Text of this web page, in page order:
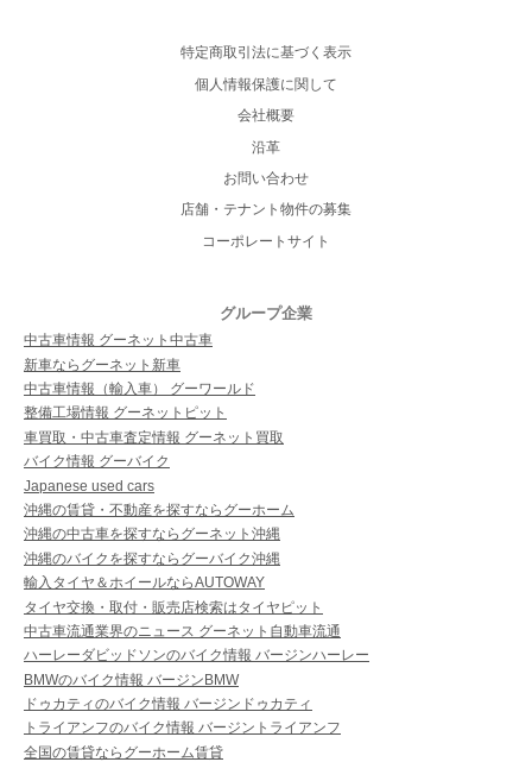
特定商取引法に基づく表示
個人情報保護に関して
会社概要
沿革
お問い合わせ
店舗・テナント物件の募集
コーポレートサイト
グループ企業
中古車情報 グーネット中古車
新車ならグーネット新車
中古車情報（輸入車） グーワールド
整備工場情報 グーネットピット
車買取・中古車査定情報 グーネット買取
バイク情報 グーバイク
Japanese used cars
沖縄の賃貸・不動産を探すならグーホーム
沖縄の中古車を探すならグーネット沖縄
沖縄のバイクを探すならグーバイク沖縄
輸入タイヤ＆ホイールならAUTOWAY
タイヤ交換・取付・販売店検索はタイヤピット
中古車流通業界のニュース グーネット自動車流通
ハーレーダビッドソンのバイク情報 バージンハーレー
BMWのバイク情報 バージンBMW
ドゥカティのバイク情報 バージンドゥカティ
トライアンフのバイク情報 バージントライアンフ
全国の賃貸ならグーホーム賃貸